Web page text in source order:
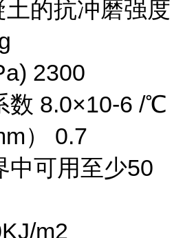
的抗冲磨强度
2300
数 8.0×10-6 /℃
） 0.7
中可用至少50
m2